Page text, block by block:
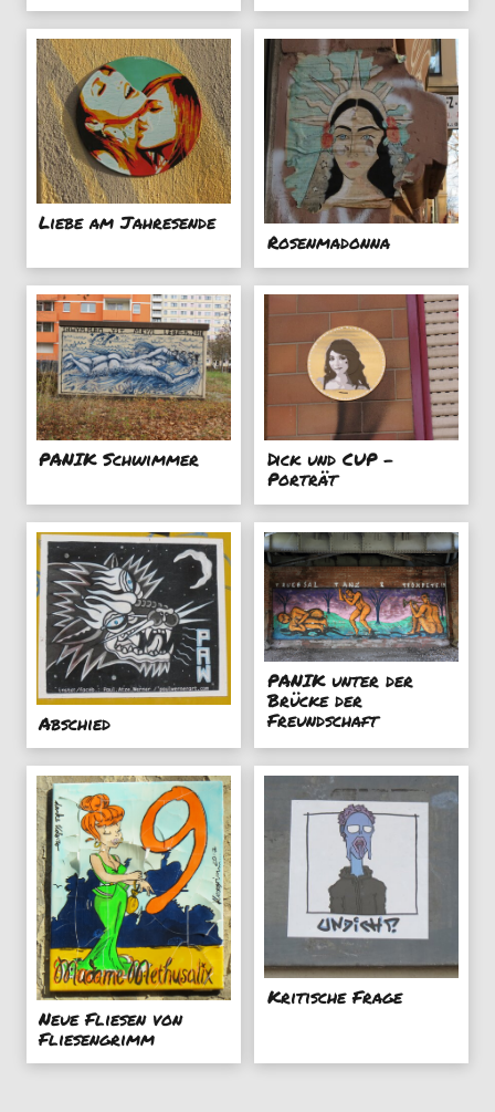
Liebe am Jahresende
Rosenmadonna
PANIK Schwimmer Dick und CUP -
Porträt
Abschied
PANIK unter der
Brücke der
Freundschaft
Neue Fliesen von
Fliesengrimm
Kritische Frage